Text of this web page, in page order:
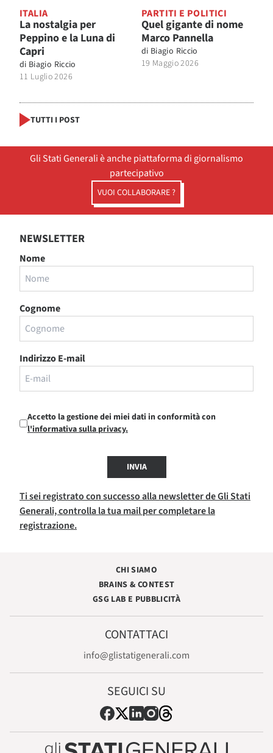
ITALIA
La nostalgia per
Peppino e la Luna di
Capri
di Biagio Riccio
11 Luglio 2026
PARTITI E POLITICI
Quel gigante di nome
Marco Pannella
di Biagio Riccio
19 Maggio 2026
TUTTI I POST
Gli Stati Generali è anche piattaforma di giornalismo
partecipativo
VUOI COLLABORARE ?
NEWSLETTER
Nome
Cognome
Indirizzo E-mail
Accetto la gestione dei miei dati in conformità con
l'informativa sulla privacy.
INVIA
Ti sei registrato con successo alla newsletter de Gli Stati
Generali, controlla la tua mail per completare la
registrazione.
CHI SIAMO
BRAINS & CONTEST
GSG LAB E PUBBLICITÀ
CONTATTACI
info@glistatigenerali.com
SEGUICI SU